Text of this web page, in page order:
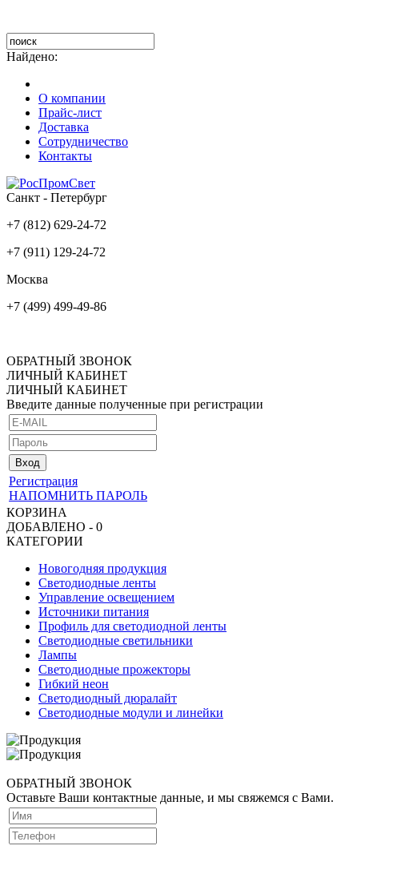
Найдено:
О компании
Прайс-лист
Доставка
Сотрудничество
Контакты
Санкт - Петербург
+7 (812) 629-24-72
+7 (911) 129-24-72
Москва
+7 (499) 499-49-86
ОБРАТНЫЙ ЗВОНОК
ЛИЧНЫЙ КАБИНЕТ
ЛИЧНЫЙ КАБИНЕТ
Введите данные полученные при регистрации
Регистрация
НАПОМНИТЬ ПАРОЛЬ
КОРЗИНА
ДОБАВЛЕНО - 0
КАТЕГОРИИ
Новогодняя продукция
Светодиодные ленты
Управление освещением
Источники питания
Профиль для светодиодной ленты
Светодиодные светильники
Лампы
Светодиодные прожекторы
Гибкий неон
Светодиодный дюралайт
Светодиодные модули и линейки
ОБРАТНЫЙ ЗВОНОК
Оставьте Ваши контактные данные, и мы свяжемся с Вами.